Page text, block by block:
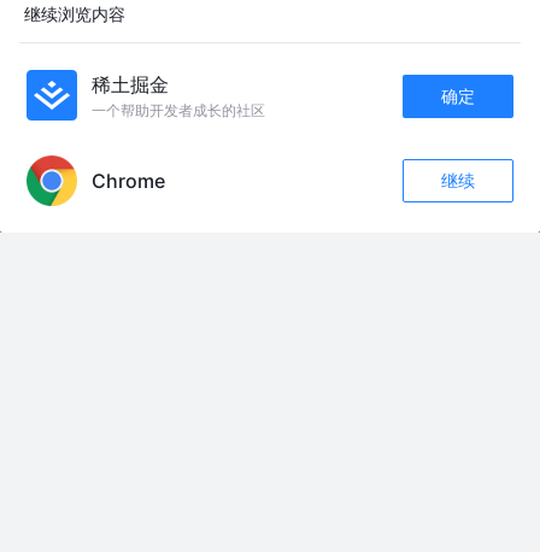
233
长篠城为何变成决战 05:38 一场撕裂君臣的军议 07:39 长篠开战与三段击争
田胜赖 #长筱之战 #武田信玄 #织田信长 #日本历史
《一节课零基础国服百里守约》时长91分钟 今天开始拒绝空枪 #王者荣耀 #
抖音小王夏令营#百里守约无尽之局传说皮肤 #王者无尽之局平行世界皮肤 本
宾，下期我们还想看什么英雄？
三毛2026年8月7日直播～1 #三毛🐷#颜值 #女主播 #直播回放
继续浏览内容
稀土掘金
一个帮助开发者成长的社区
确定
Chrome 继续